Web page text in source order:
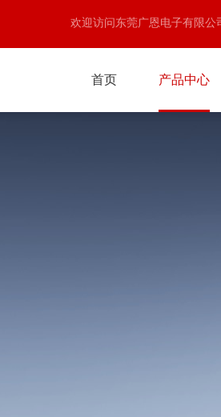
欢迎访问东莞广恩电子有限公
首页 产品中心